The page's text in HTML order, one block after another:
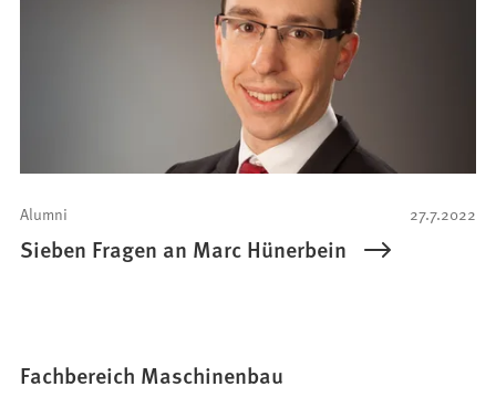
27.7.2022
Alumni
Sieben Fragen an Marc Hünerbein
Fachbereich Maschinenbau